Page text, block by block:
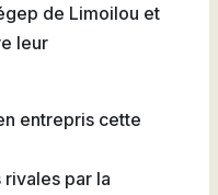
de Limoilou et
leur
entrepris cette
rivales par la